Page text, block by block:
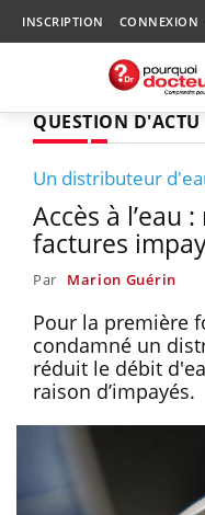
INSCRIPTION CONNEXION
QUESTION D'ACTU
Un distributeur
Accès à l’eau
factures
Par Marion Guérin
Pour la première
condamné un
réduit le débit
raison d’impayés.